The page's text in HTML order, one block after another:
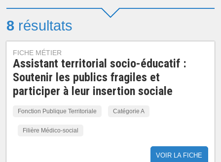
8 résultats
FICHE MÉTIER
Assistant territorial socio-éducatif :
Soutenir les publics fragiles et
participer à leur insertion sociale
Fonction Publique Territoriale Catégorie A
Filière Médico-social
VOIR LA FICHE